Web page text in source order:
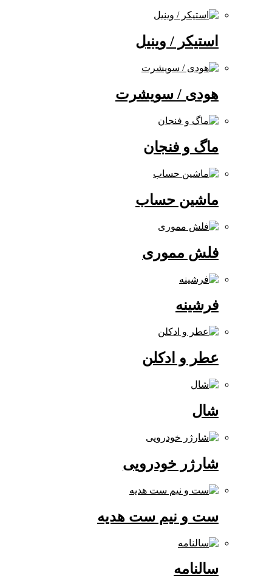
استیکر / وینیل
هودی / سویشرت
ماگ و فنجان
ماشین حساب
فلش مموری
عطر و ادکلن
شارژر خودرویی
ست و نیم ست هدیه